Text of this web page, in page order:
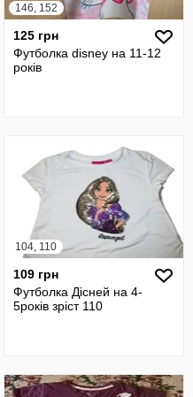
146, 152
125 грн
Футболка disney на 11-12
років
104, 110
109 грн
Футболка Дісней на 4-
5років зріст 110